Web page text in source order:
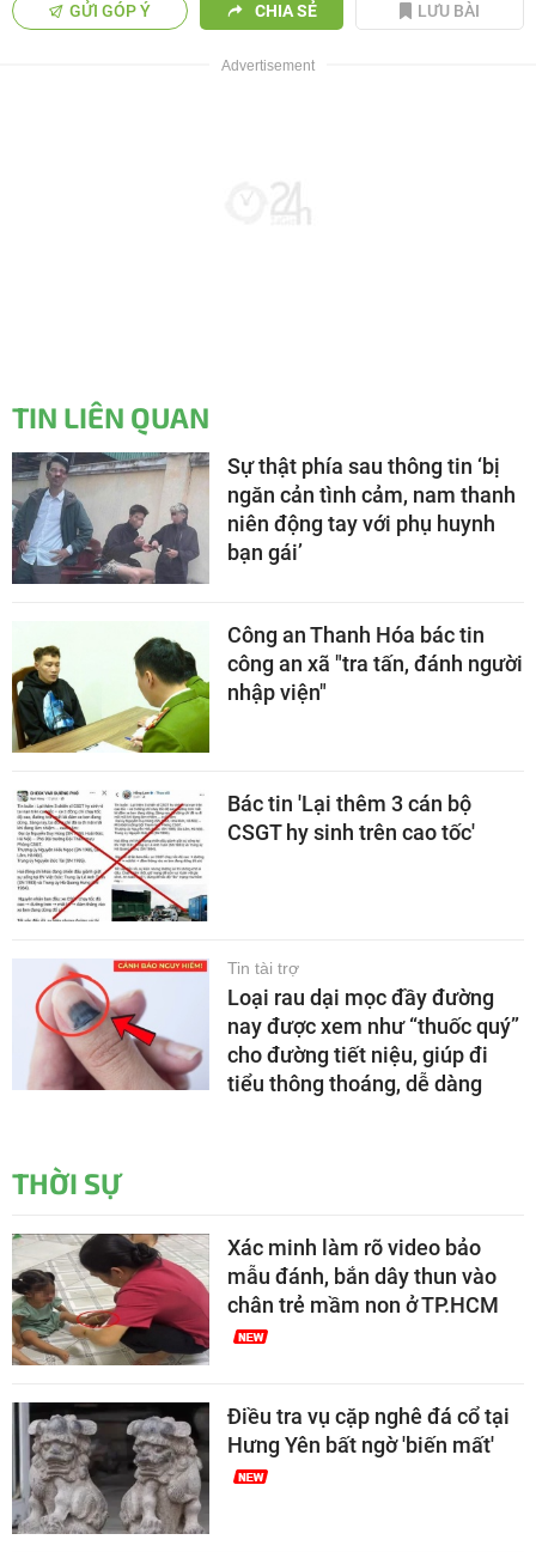
GỬI GÓP Ý CHIA SẺ LƯU BÀI
TIN LIÊN QUAN
Sự thật phía sau thông tin ‘bị
ngăn cản tình cảm, nam thanh
niên động tay với phụ huynh
bạn gái’
Công an Thanh Hóa bác tin
công an xã "tra tấn, đánh người
nhập viện"
Bác tin 'Lại thêm 3 cán bộ
CSGT hy sinh trên cao tốc'
Tin tài trợ
Loại rau dại mọc đầy đường
nay được xem như “thuốc quý”
cho đường tiết niệu, giúp đi
tiểu thông thoáng, dễ dàng
THỜI SỰ
Xác minh làm rõ video bảo
mẫu đánh, bắn dây thun vào
chân trẻ mầm non ở TP.HCM
Điều tra vụ cặp nghê đá cổ tại
Hưng Yên bất ngờ 'biến mất'